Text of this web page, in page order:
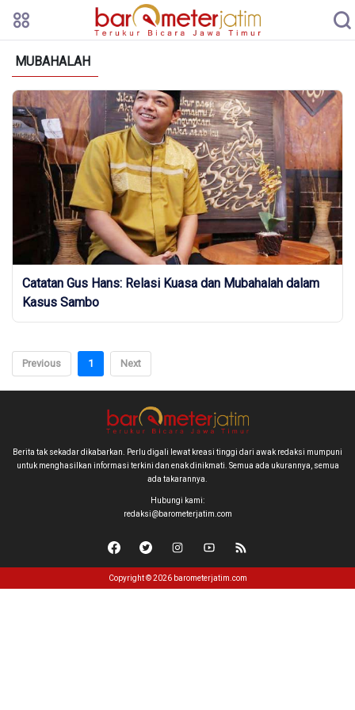
MUBAHALAH
Catatan Gus Hans: Relasi Kuasa dan Mubahalah dalam
Kasus Sambo
Previous 1 Next
Berita tak sekadar dikabarkan. Perlu digali lewat kreasi tinggi dari awak redaksi mumpuni
untuk menghasilkan informasi terkini dan enak dinikmati. Semua ada ukurannya, semua
ada takarannya.
Hubungi kami:
redaksi@barometerjatim.com
Copyright © 2026 barometerjatim.com